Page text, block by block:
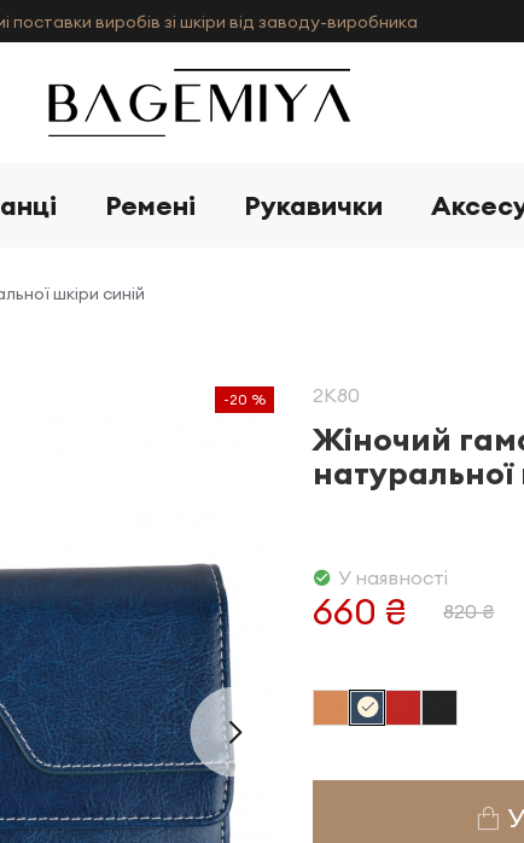
поставки виробів зі шкіри від заводу-виробника
Ремені Рукавички
шкіри синій
-20 % 2K80
Жіночий
натуральної
660 ₴ 820 ₴
У наявності